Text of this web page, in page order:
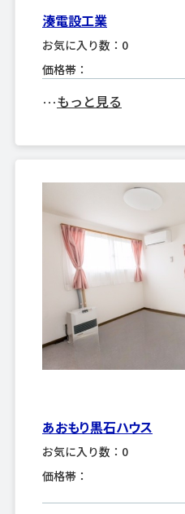
湊電設工業
お気に入り数：0
価格帯：
･･･もっと見る
あおもり黒石ハウス
お気に入り数：0
価格帯：